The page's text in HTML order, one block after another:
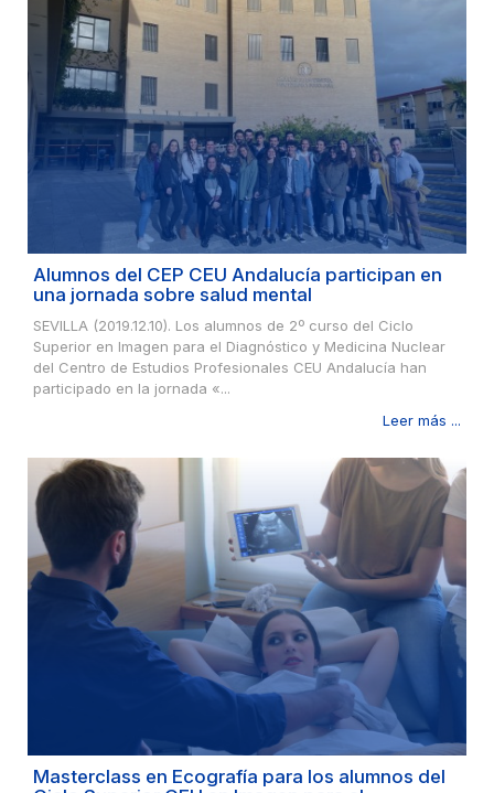
Alumnos del CEP CEU Andalucía participan en
una jornada sobre salud mental
SEVILLA (2019.12.10). Los alumnos de 2º curso del Ciclo
Superior en Imagen para el Diagnóstico y Medicina Nuclear
del Centro de Estudios Profesionales CEU Andalucía han
participado en la jornada «...
Leer más ...
Masterclass en Ecografía para los alumnos del